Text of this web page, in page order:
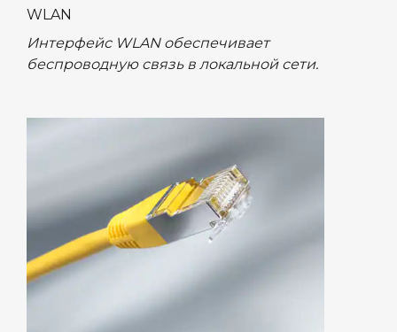
WLAN
Интерфейс WLAN обеспечивает
беспроводную связь в локальной сети.